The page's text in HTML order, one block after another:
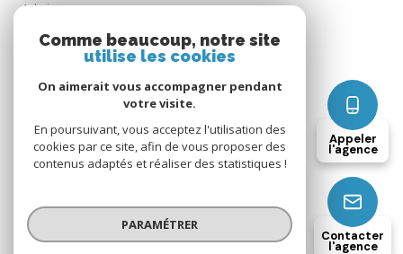
Appeler
l'agence
Contacter
l'agence
Admin
Nos honoraires
Cookies
© 2026 | Tous droits réservés
Comme beaucoup, notre site
utilise les cookies
On aimerait vous accompagner pendant
votre visite.
En poursuivant, vous acceptez l'utilisation des
cookies par ce site, afin de vous proposer des
contenus adaptés et réaliser des statistiques !
PARAMÉTRER